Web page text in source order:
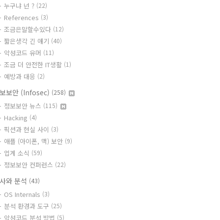
누구냐 넌 ? (22)
References (3)
조금은말할수있다 (12)
짧은생각 긴 얘기 (40)
악성코드 유머 (11)
조금 더 안전한 IT생활 (1)
예방과 대응 (2)
보안 (Infosec) (258)
정보보안 뉴스 (115)
Hacking (4)
픽션과 현실 사이 (3)
애플 (아이폰, 맥) 보안 (9)
업계 소식 (59)
정보보안 컨퍼런스 (22)
와 분석 (43)
OS Internals (3)
분석 환경과 도구 (25)
악성코드 분석 방법 (5)